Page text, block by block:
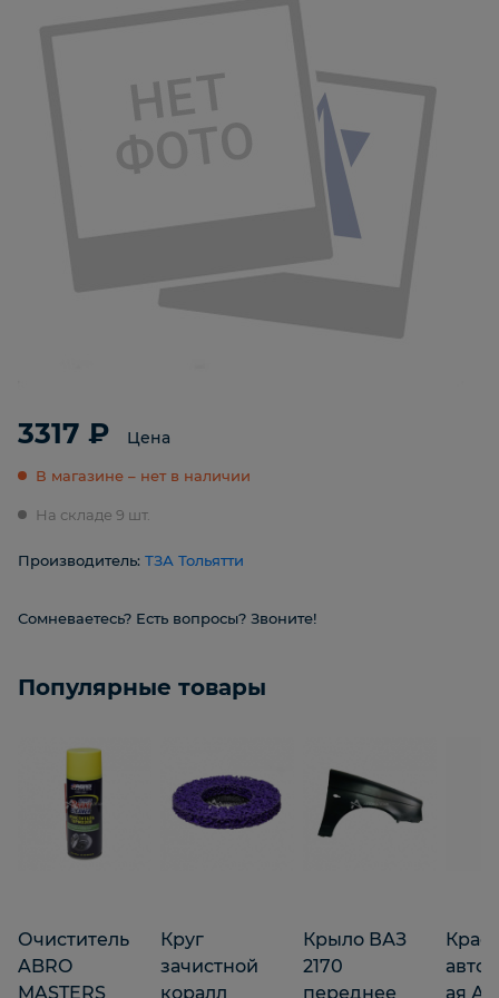
3317 ₽ Цена
В магазине – нет в наличии
На складе 9 шт.
Производитель: ТЗА Тольятти
Сомневаетесь? Есть вопросы? Звоните!
Популярные товары
Очиститель
ABRO
MASTERS
Круг
зачистной
коралл
Крыло ВАЗ
2170
переднее
ая